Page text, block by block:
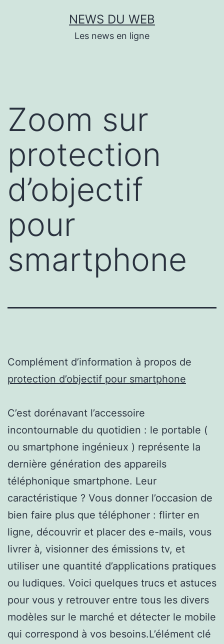
NEWS DU WEB
Les news en ligne
Zoom sur
protection
d’objectif
pour
smartphone
Complément d’information à propos de
protection d’objectif pour smartphone
C’est dorénavant l’accessoire
incontournable du quotidien : le portable (
ou smartphone ingénieux ) représente la
dernière génération des appareils
téléphonique smartphone. Leur
caractéristique ? Vous donner l’occasion de
bien faire plus que téléphoner : flirter en
ligne, découvrir et placer des e-mails, vous
livrer à, visionner des émissions tv, et
utiliser une quantité d’applications pratiques
ou ludiques. Voici quelques trucs et astuces
pour vous y retrouver entre tous les divers
modèles sur le marché et détecter le mobile
qui correspond à vos besoins.L’élément clé